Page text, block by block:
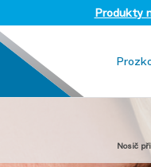
Produkty
Nosič